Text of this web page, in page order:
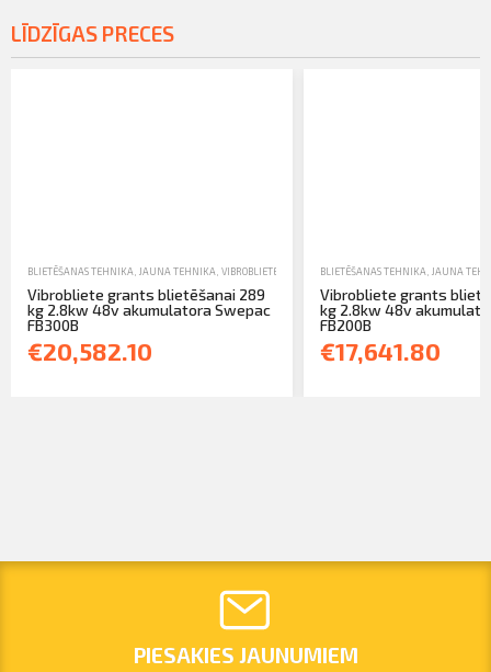
LĪDZĪGAS PRECES
BLIETĒŠANAS TEHNIKA JAUNA TEHNIKA VIBROBLIETES
Vibrobliete grants blietēšanai 289
kg 2.8kw 48v akumulatora Swepac
FB300B
€20,582.10
BLIETĒŠANAS TEHNIKA JAUNA
Vibrobliete grants
kg 2.8kw 48v
FB200B
€17,641.80
PIESAKIES JAUNUMIEM